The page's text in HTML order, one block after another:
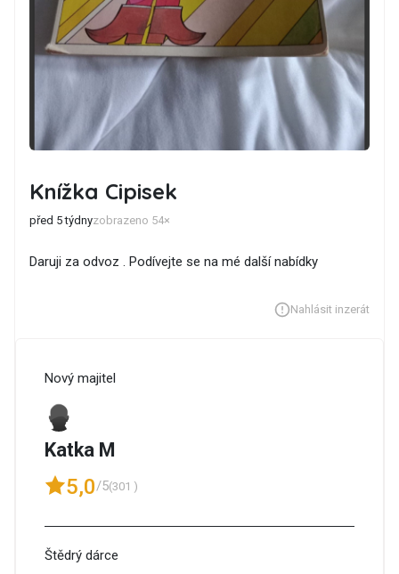
Knížka Cipisek
před 5 týdnyzobrazeno 54×
Daruji za odvoz . Podívejte se na mé další nabídky
Nahlásit inzerát
Nový majitel
Katka M
5,0/5(301 )
Štědrý dárce